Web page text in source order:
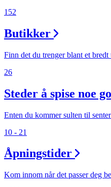
Ledige stillinger
Magasin
152
Butikker
Finn det du trenger blant et
26
Steder å spise noe
Enten du kommer sulten til
10 - 21
Åpningstider
Kom innom når det passer deg